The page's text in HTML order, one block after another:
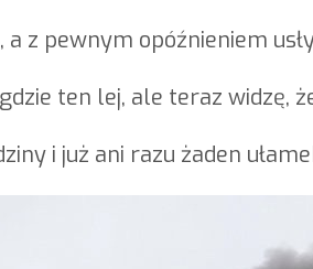
z pewnym opóźnieniem
ten lej, ale teraz widzę,
i już ani razu żaden